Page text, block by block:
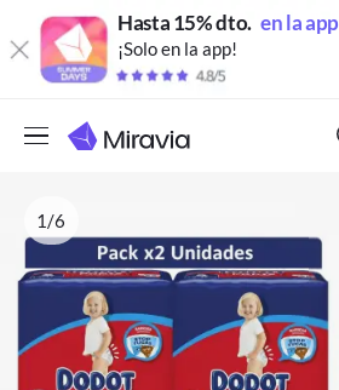
Hasta 15% dto. en la app
¡Solo en la app!
1/6